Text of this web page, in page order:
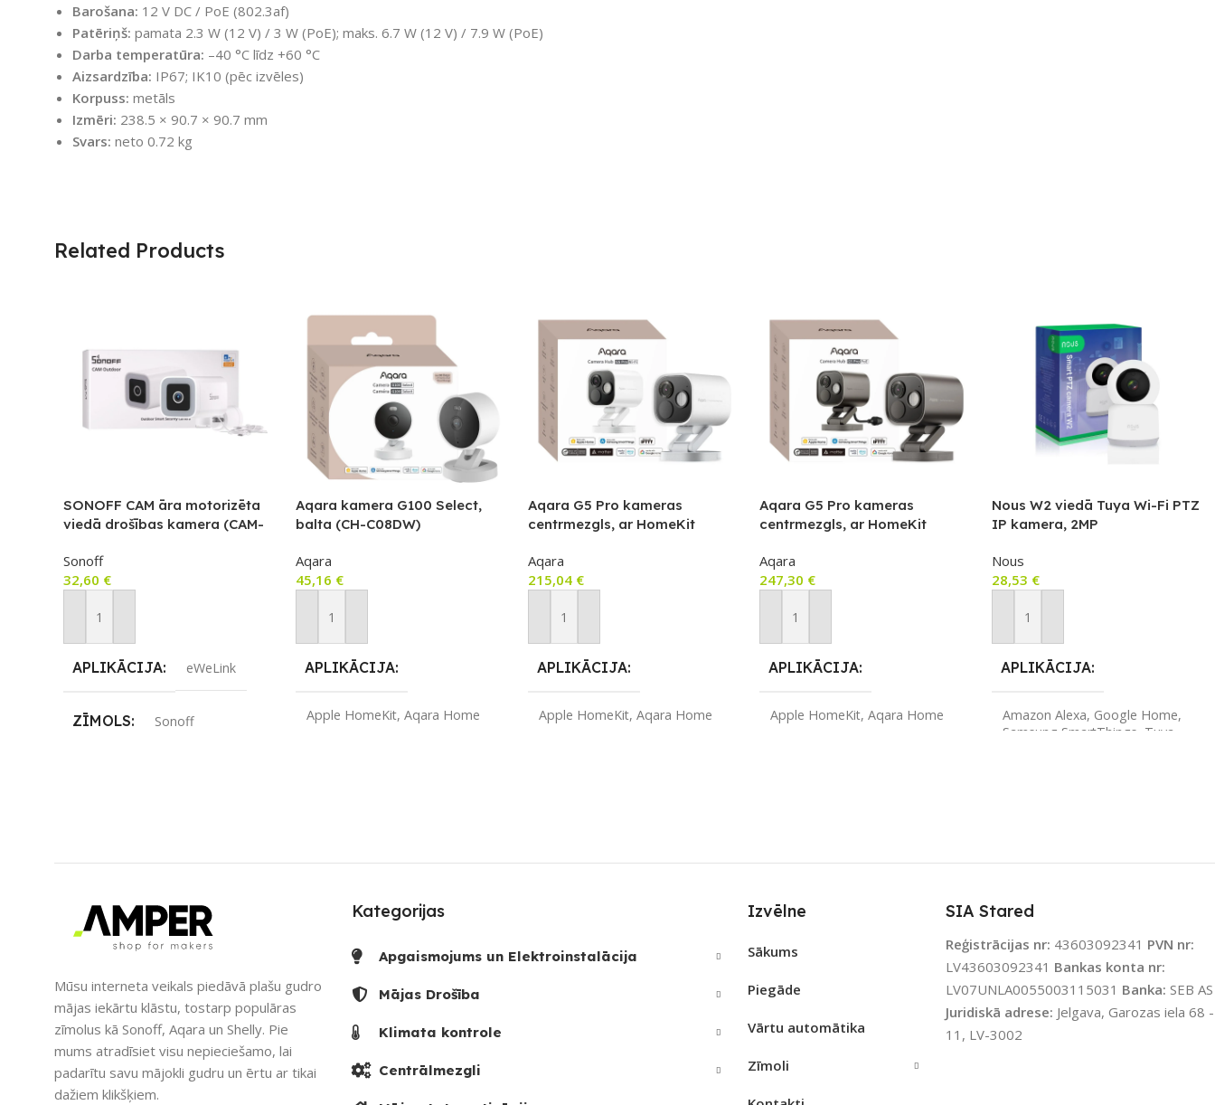
Barošana: 12 V DC / PoE (802.3af)
Patēriņš: pamata 2.3 W (12 V) / 3 W (PoE); maks. 6.7 W (12 V) / 7.9 W (PoE)
Darba temperatūra: –40 °C līdz +60 °C
Aizsardzība: IP67; IK10 (pēc izvēles)
Korpuss: metāls
Izmēri: 238.5 × 90.7 × 90.7 mm
Svars: neto 0.72 kg
Related Products
SONOFF CAM āra motorizēta
viedā drošības kamera (CAM-
Sonoff
32,60 €
Pievienot Grozam
APLIKĀCIJA eWeLink
ZĪMOLS Sonoff
SKAITS
Aqara kamera G100 Select,
balta (CH-C08DW)
Aqara
45,16 €
Pievienot Grozam
APLIKĀCIJA
Apple HomeKit, Aqara Home
UZREIZ PIEEJAMAIS
SKAITS
1
Aqara G5 Pro kameras
centrmezgls, ar HomeKit
ar iebūvētu Zigbee un Thread
vārteju, Wi-Fi versija, balta
Aqara
215,04 €
Pievienot Grozam
APLIKĀCIJA
Apple HomeKit, Aqara Home
Matter,Wi-Fi
Aqara G5 Pro kameras
centrmezgls, ar HomeKit
ar iebūvētu Zigbee un Thread
vārteju, POE versija, pelēka
Aqara
247,30 €
Pievienot Grozam
APLIKĀCIJA
Apple HomeKit,Aqara Home
Ethernet / LAN,Matter,Thread
PIEEJAMS UZREIZ
SKAITS
Nous W2 viedā Tuya Wi-Fi PTZ
IP kamera, 2MP
Nous
28,53 €
Pievienot Grozam
APLIKĀCIJA
Amazon Alexa, Google Home,
Samsung SmartThings Tuya
PIEEJAMS UZREIZ
UZREIZ PIEEJAMAIS
Mūsu interneta veikals piedāvā plašu gudro
mājas iekārtu klāstu, tostarp populāras
zīmolus kā Sonoff, Aqara un Shelly. Pie
mums atradīsiet visu nepieciešamo, lai
padarītu savu mājokli gudru un ērtu ar tikai
dažiem klikšķiem.
Kategorijas
Apgaismojums un Elektroinstalācija
Mājas Drošība
Klimata kontrole
Centrālmezgli
Izvēlne
Sākums
Piegāde
Vārtu automātika
Zīmoli
SIA Stared
Reģistrācijas nr: 43603092341 PVN nr:
LV43603092341 Bankas konta nr:
LV07UNLA0055003115031 Banka: SEB AS
Juridiskā adrese: Jelgava, Garozas iela 68 -
11, LV-3002